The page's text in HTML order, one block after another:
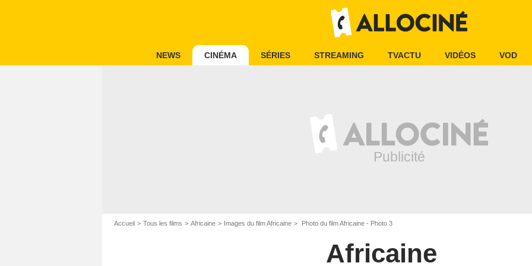
NEWS CINÉMA SÉRIES STREAMING TVACTU VIDÉOS VOD
Accueil Tous les films Africaine Images du film Africaine Photo du film Africaine - Photo 3
Africaine